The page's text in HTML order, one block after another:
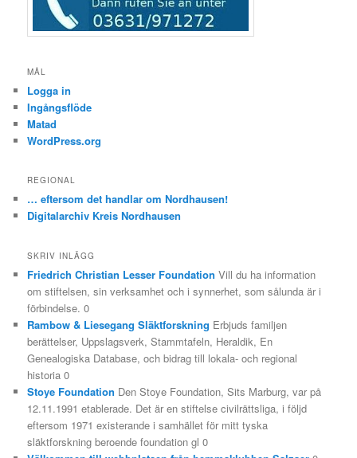
MÅL
Logga in
Ingångsflöde
Matad
WordPress.org
REGIONAL
… eftersom det handlar om Nordhausen!
Digitalarchiv Kreis Nordhausen
SKRIV INLÄGG
Friedrich Christian Lesser Foundation Vill du ha information
om stiftelsen, sin verksamhet och i synnerhet, som sålunda är i
förbindelse. 0
Rambow & Liesegang Släktforskning Erbjuds familjen
berättelser, Uppslagsverk, Stammtafeln, Heraldik, En
Genealogiska Database, och bidrag till lokala- och regional
historia 0
Stoye Foundation Den Stoye Foundation, Sits Marburg, var på
12.11.1991 etablerade. Det är en stiftelse civilrättsliga, i följd
eftersom 1971 existerande i samhället för mitt tyska
släktforskning beroende foundation gl 0